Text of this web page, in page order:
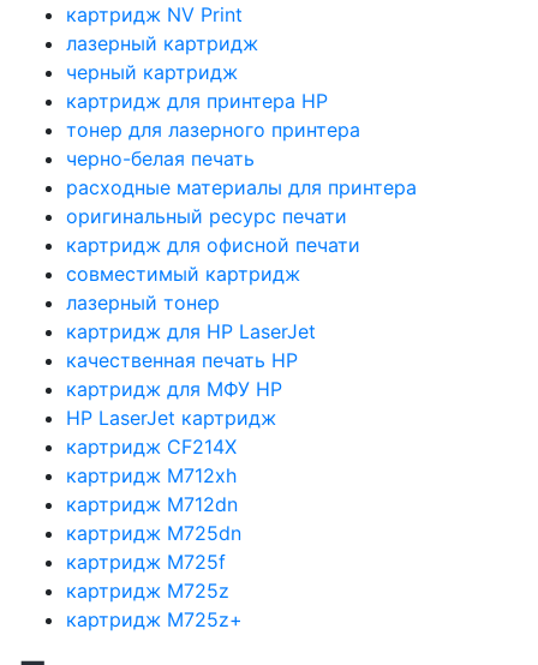
картридж NV Print
лазерный картридж
черный картридж
картридж для принтера HP
тонер для лазерного принтера
черно-белая печать
расходные материалы для принтера
оригинальный ресурс печати
картридж для офисной печати
совместимый картридж
лазерный тонер
картридж для HP LaserJet
качественная печать HP
картридж для МФУ HP
HP LaserJet картридж
картридж CF214X
картридж M712xh
картридж M712dn
картридж M725dn
картридж M725f
картридж M725z
картридж M725z+